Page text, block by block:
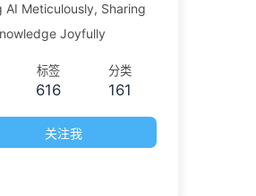
AI Meticulously, Sharing
Joyfully
标签
616
分类
161
关注我